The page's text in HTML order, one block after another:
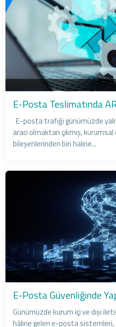
E-Posta Teslimatında
E-posta trafiği günümüzde
aracı olmaktan çıkmış,
bileşenlerinden biri haline...
E-Posta Güvenliğinde
Günümüzde kurum içi ve dışı
hâline gelen e-posta sistemleri,